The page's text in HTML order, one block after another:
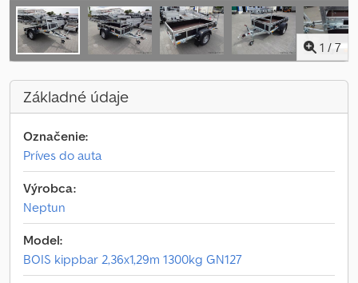
1 / 7
Základné údaje
Označenie:
Príves do auta
Výrobca:
Neptun
Model:
BOIS kippbar 2,36x1,29m 1300kg GN127